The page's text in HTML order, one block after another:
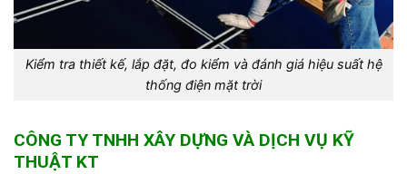
Kiểm tra thiết kế, lắp đặt, đo kiểm và đánh giá hiệu suất hệ
thống điện mặt trời
CÔNG TY TNHH XÂY DỰNG VÀ DỊCH VỤ KỸ
THUẬT KT